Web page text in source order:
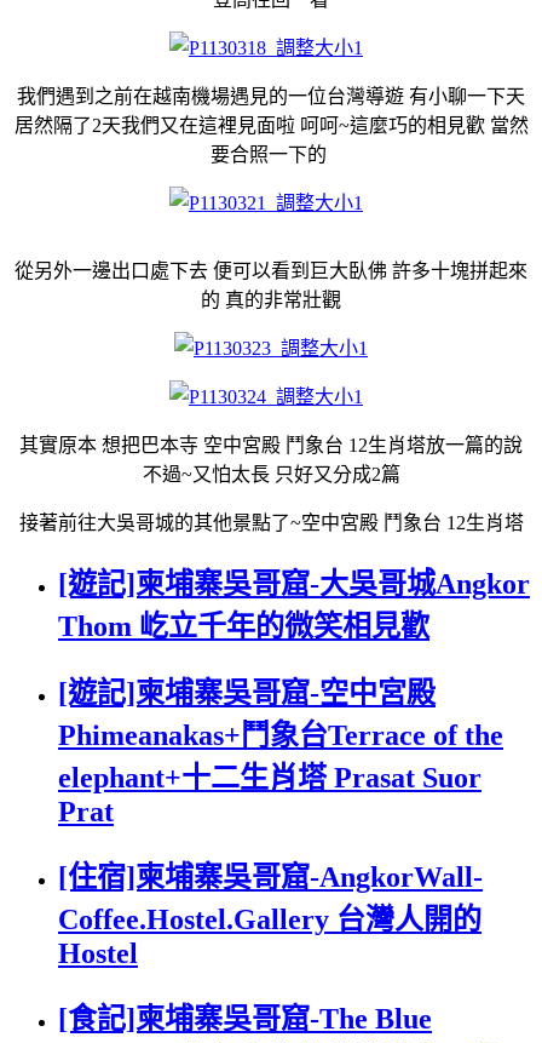
我們遇到之前在越南機場遇見的一位台灣導遊 有小聊一下天
居然隔了2天我們又在這裡見面啦 呵呵~這麼巧的相見歡 當然
要合照一下的
從另外一邊出口處下去 便可以看到巨大臥佛 許多十塊拼起來
的 真的非常壯觀
其實原本 想把巴本寺 空中宮殿 鬥象台 12生肖塔放一篇的說
不過~又怕太長 只好又分成2篇
接著前往大吳哥城的其他景點了~空中宮殿 鬥象台 12生肖塔
[遊記]柬埔寨吳哥窟-大吳哥城Angkor
Thom 屹立千年的微笑相見歡
[遊記]柬埔寨吳哥窟-空中宮殿
Phimeanakas+鬥象台Terrace of the
elephant+十二生肖塔 Prasat Suor
Prat
[住宿]柬埔寨吳哥窟-AngkorWall-
Coffee.Hostel.Gallery 台灣人開的
Hostel
[食記]柬埔寨吳哥窟-The Blue